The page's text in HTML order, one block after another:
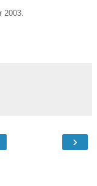
2003.
›